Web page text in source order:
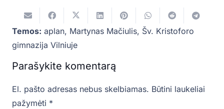
Temos: aplan, Martynas Mačiulis, Šv. Kristoforo
gimnazija Vilniuje
Parašykite komentarą
El. pašto adresas nebus skelbiamas. Būtini laukeliai
pažymėti *